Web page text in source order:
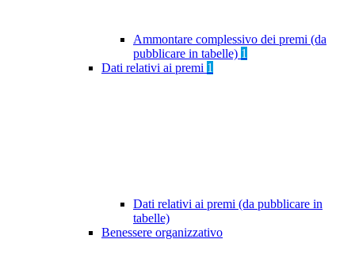
Ammontare complessivo dei premi (da
pubblicare in tabelle) 1
Dati relativi ai premi 1
Dati relativi ai premi (da pubblicare in
tabelle)
Benessere organizzativo